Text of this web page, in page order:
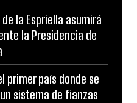
la Espriella asumirá
la Presidencia de
primer país donde se
sistema de fianzas